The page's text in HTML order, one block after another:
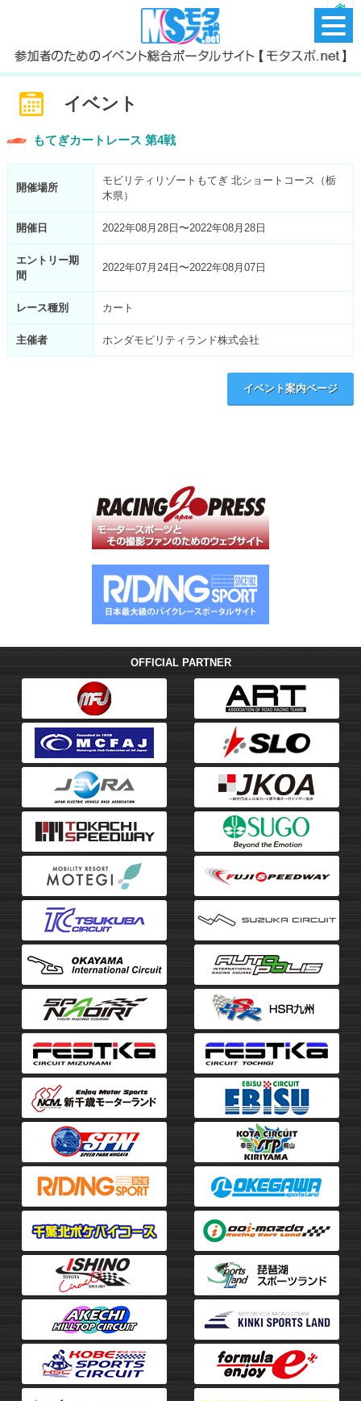
イベント
もてぎカートレース 第4戦
開催場所
モビリティリゾートもてぎ 北ショートコース（栃
木県）
開催日 2022年08月28日〜2022年08月28日
エントリー期
間
2022年07月24日〜2022年08月07日
レース種別 カート
主催者 ホンダモビリティランド株式会社
イベント案内ページ